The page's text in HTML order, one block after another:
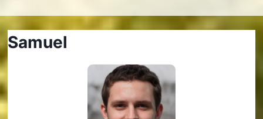
Samuel